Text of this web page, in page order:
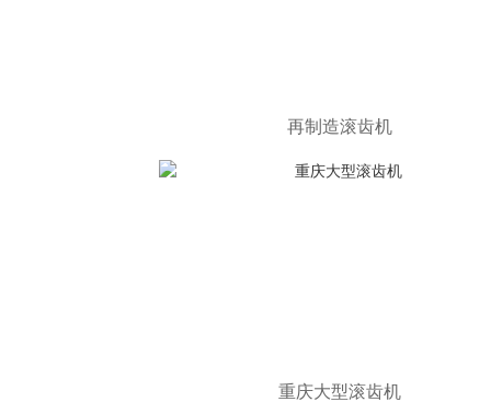
再制造滚齿机
重庆大型滚齿机